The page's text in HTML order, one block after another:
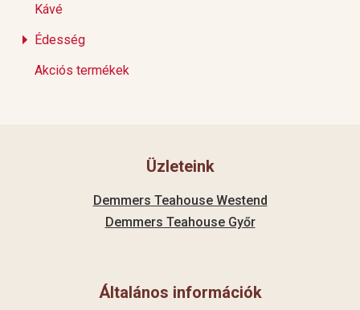
Kávé
Édesség
Akciós termékek
Üzleteink
Demmers Teahouse Westend
Demmers Teahouse Győr
Általános információk